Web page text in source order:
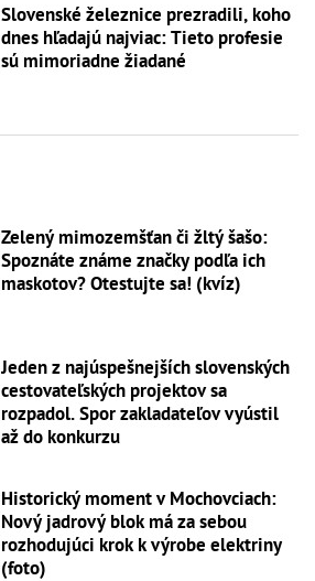
Slovenské železnice prezradili, koho
dnes hľadajú najviac: Tieto profesie
sú mimoriadne žiadané
Zelený mimozemšťan či žltý šašo:
Spoznáte známe značky podľa ich
maskotov? Otestujte sa! (kvíz)
Jeden z najúspešnejších slovenských
cestovateľských projektov sa
rozpadol. Spor zakladateľov vyústil
až do konkurzu
Historický moment v Mochovciach:
Nový jadrový blok má za sebou
rozhodujúci krok k výrobe elektriny
(foto)